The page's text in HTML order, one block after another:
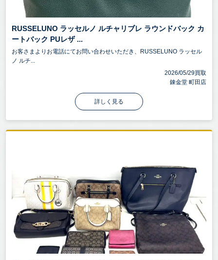
RUSSELUNO ラッセルノ ルチャリブレ ラウンドバック カ
ートバック PUレザ ...
お客さまよりお電話にてお問い合わせいただき、RUSSELUNO ラッセル
ノ ルチ...
2026/05/29買取
錬金堂 町田店
詳しく見る